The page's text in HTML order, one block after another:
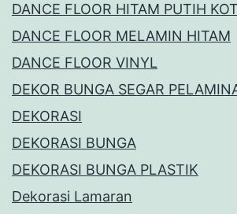
DANCE FLOOR HITAM PUTIH
DANCE FLOOR MELAMIN HITAM
DANCE FLOOR VINYL
DEKOR BUNGA SEGAR
DEKORASI
DEKORASI BUNGA
DEKORASI BUNGA PLASTIK
Dekorasi Lamaran